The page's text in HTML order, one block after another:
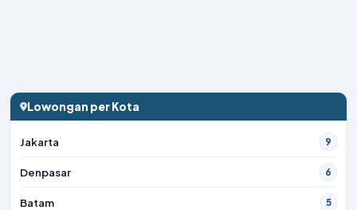
Lowongan per Kota
Jakarta 9
Denpasar 6
Batam 5